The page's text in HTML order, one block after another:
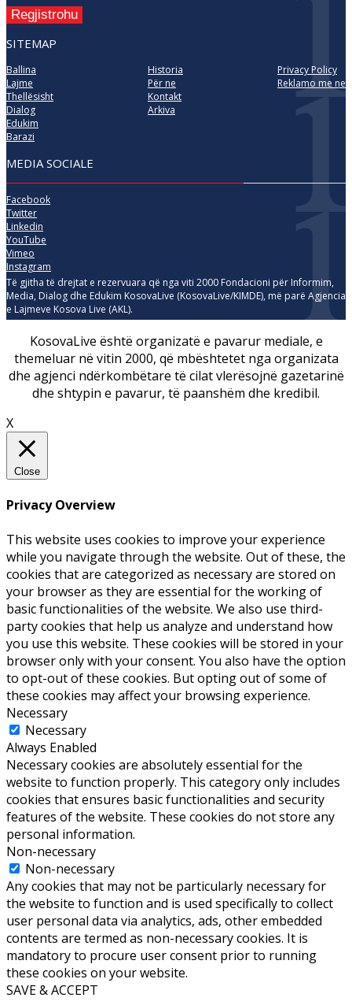
Regjistrohu
SITEMAP
Ballina
Lajme
Thellësisht
Dialog
Edukim
Barazi
Historia
Për ne
Kontakt
Arkiva
Privacy Policy
Reklamo me ne
MEDIA SOCIALE
Facebook
Twitter
Linkedin
YouTube
Vimeo
Instagram
Të gjitha të drejtat e rezervuara që nga viti 2000 Fondacioni për Informim,
Media, Dialog dhe Edukim KosovaLive (KosovaLive/KIMDE), më parë Agjencia
e Lajmeve Kosova Live (AKL).
KosovaLive është organizatë e pavarur mediale, e
themeluar në vitin 2000, që mbështetet nga organizata
dhe agjenci ndërkombëtare të cilat vlerësojnë gazetarinë
dhe shtypin e pavarur, të paanshëm dhe kredibil.
X
Close
Privacy Overview
This website uses cookies to improve your experience
while you navigate through the website. Out of these, the
cookies that are categorized as necessary are stored on
your browser as they are essential for the working of
basic functionalities of the website. We also use third-
party cookies that help us analyze and understand how
you use this website. These cookies will be stored in your
browser only with your consent. You also have the option
to opt-out of these cookies. But opting out of some of
these cookies may affect your browsing experience.
Necessary
Necessary
Always Enabled
Necessary cookies are absolutely essential for the
website to function properly. This category only includes
cookies that ensures basic functionalities and security
features of the website. These cookies do not store any
personal information.
Non-necessary
Non-necessary
Any cookies that may not be particularly necessary for
the website to function and is used specifically to collect
user personal data via analytics, ads, other embedded
contents are termed as non-necessary cookies. It is
mandatory to procure user consent prior to running
these cookies on your website.
SAVE & ACCEPT